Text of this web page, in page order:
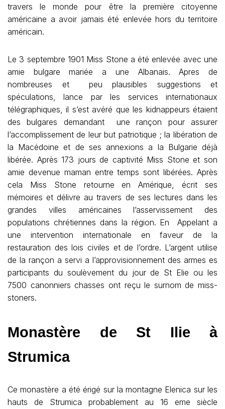
travers le monde pour être la première citoyenne
américaine a avoir jamais été enlevée hors du territoire
américain.
Le 3 septembre 1901 Miss Stone a été enlevée avec une
amie bulgare mariée a une Albanais. Apres de
nombreuses et peu plausibles suggestions et
spéculations, lance par les services internationaux
télégraphiques, il s’est avéré que les kidnappeurs étaient
des bulgares demandant une rançon pour assurer
l’accomplissement de leur but patriotique ; la libération de
la Macédoine et de ses annexions a la Bulgarie déjà
libérée. Après 173 jours de captivité Miss Stone et son
amie devenue maman entre temps sont libérées. Après
cela Miss Stone retourne en Amérique, écrit ses
mémoires et délivre au travers de ses lectures dans les
grandes villes américaines l’asservissement des
populations chrétiennes dans la région. En Appelant a
une intervention internationale en faveur de la
restauration des lois civiles et de l’ordre. L’argent utilise
de la rançon a servi a l’approvisionnement des armes es
participants du soulèvement du jour de St Elie ou les
7500 canonniers chasses ont reçu le surnom de miss-
stoners.
Monastère de St Ilie à
Strumica
Ce monastère a été érigé sur la montagne Elenica sur les
hauts de Strumica probablement au 16 eme siècle